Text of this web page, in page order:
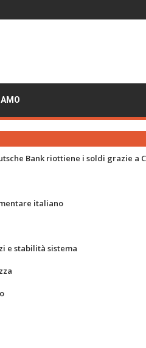
Bank riottiene i soldi grazie a
italiano
e stabilità sistema